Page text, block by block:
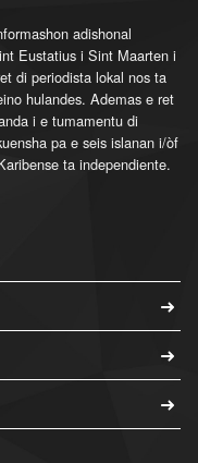
adishonal
Eustatius i Sint Maarten i
di periodista lokal nos ta
hulandes. Ademas e ret
i e tumamentu di
pa e seis islanan i/òf
ta independiente.